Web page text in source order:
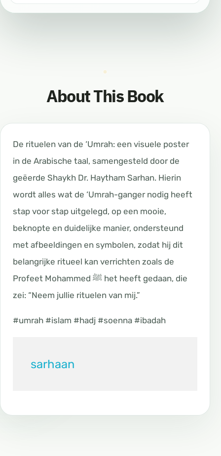
About This Book
De rituelen van de ‘Umrah: een visuele poster
in de Arabische taal, samengesteld door de
geëerde Shaykh Dr. Haytham Sarhan. Hierin
wordt alles wat de ‘Umrah-ganger nodig heeft
stap voor stap uitgelegd, op een mooie,
beknopte en duidelijke manier, ondersteund
met afbeeldingen en symbolen, zodat hij dit
belangrijke ritueel kan verrichten zoals de
Profeet Mohammed ﷺ het heeft gedaan, die
zei: “Neem jullie rituelen van mij.”
#umrah #islam #hadj #soenna #ibadah
sarhaan